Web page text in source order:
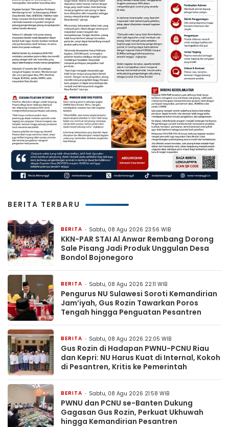
BERITA TERBARU
BERITA Sabtu, 08 Agu 2026 23:56 WIB
KKN-PAR STAI Al Anwar Rembang Dorong
Sale Pisang Jadi Produk Unggulan Desa
Bondol Bojonegoro
BERITA Sabtu, 08 Agu 2026 22:11 WIB
Pengurus NU Sulawesi Soroti Kemandirian
Jam’iyah, Gus Rozin Tawarkan Poros
Tengah hingga Penguatan Pesantren
BERITA Sabtu, 08 Agu 2026 22:05 WIB
Gus Rozin di Hadapan PWNU-PCNU Riau
dan Kepri: NU Harus Kuat di Internal, Kokoh
di Pesantren, Kritis ke Pemerintah
BERITA Sabtu, 08 Agu 2026 21:58 WIB
PWNU dan PCNU se-Banten Dukung
Gagasan Gus Rozin, Perkuat Ukhuwah
hingga Kemandirian Pesantren